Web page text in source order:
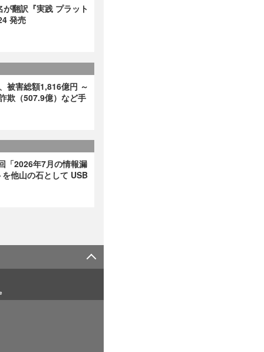
翻訳『実践 プラット
発売
被害総額1,816億円 ～
欺（507.9億）など手
「2026年7月の情報漏
他山の石として USB